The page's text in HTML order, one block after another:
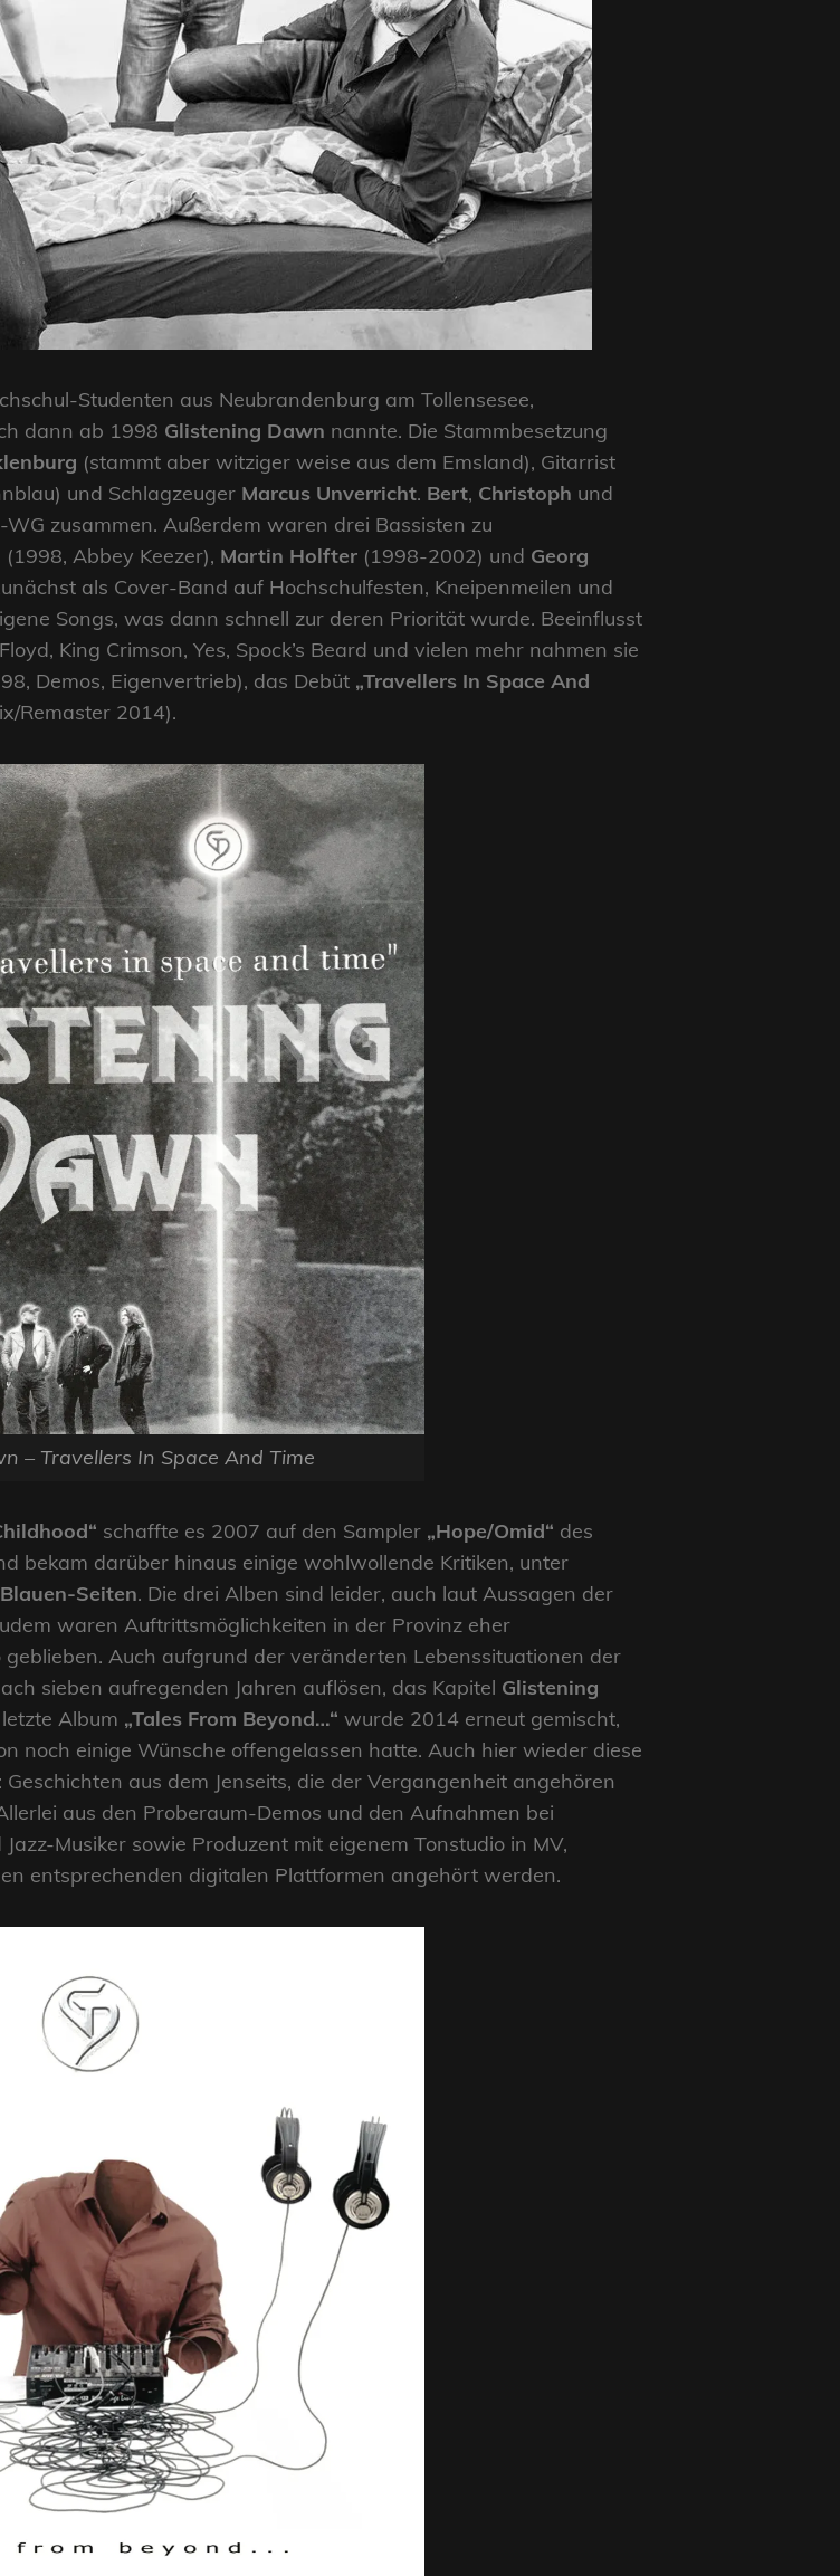
Studenten aus Neubrandenburg am Tollensesee,
dann ab 1998 Glistening Dawn nannte. Die Stammbesetzung
(stammt aber witziger weise aus dem Emsland), Gitarrist
und Schlagzeuger Marcus Unverricht. Bert, Christoph und
zusammen. Außerdem waren drei Bassisten zu
(1998, Abbey Keezer), Martin Holfter (1998-2002) und Georg
als Cover-Band auf Hochschulfesten, Kneipenmeilen und
Songs, was dann schnell zur deren Priorität wurde. Beeinflusst
King Crimson, Yes, Spock’s Beard und vielen mehr nahmen sie
Demos, Eigenvertrieb), das Debüt „Travellers In Space And
Remaster 2014).
– Travellers In Space And Time
schaffte es 2007 auf den Sampler „Hope/Omid“ des
bekam darüber hinaus einige wohlwollende Kritiken, unter
Seiten. Die drei Alben sind leider, auch laut Aussagen der
waren Auftrittsmöglichkeiten in der Provinz eher
Auch aufgrund der veränderten Lebenssituationen der
sieben aufregenden Jahren auflösen, das Kapitel Glistening
Album „Tales From Beyond…“ wurde 2014 erneut gemischt,
noch einige Wünsche offengelassen hatte. Auch hier wieder diese
aus dem Jenseits, die der Vergangenheit angehören
aus den Proberaum-Demos und den Aufnahmen bei
Musiker sowie Produzent mit eigenem Tonstudio in MV,
entsprechenden digitalen Plattformen angehört werden.